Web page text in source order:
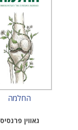
החלמה
גאווין פרנסיס